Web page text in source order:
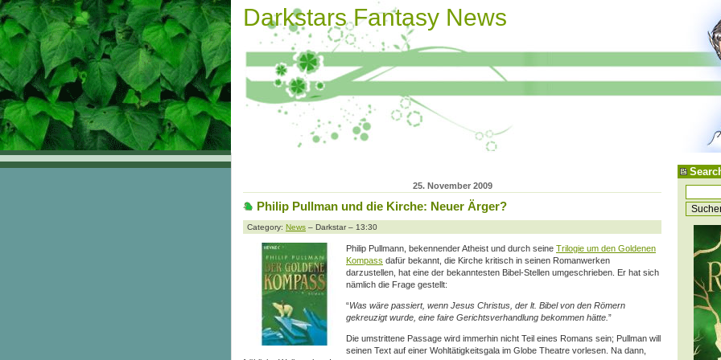
Darkstars Fantasy News
25. November 2009
Philip Pullman und die Kirche: Neuer Ärger?
Category: News – Darkstar – 13:30
Philip Pullmann, bekennender Atheist und durch seine Trilogie um den Goldenen
Kompass dafür bekannt, die Kirche kritisch in seinen Romanwerken
darzustellen, hat eine der bekanntesten Bibel-Stellen umgeschrieben. Er hat sich
nämlich die Frage gestellt:
“Was wäre passiert, wenn Jesus Christus, der lt. Bibel von den Römern
gekreuzigt wurde, eine faire Gerichtsverhandlung bekommen hätte. ”
Die umstrittene Passage wird immerhin nicht Teil eines Romans sein; Pullman will
seinen Text auf einer Wohltätigkeitsgala im Globe Theatre vorlesen. Na dann,